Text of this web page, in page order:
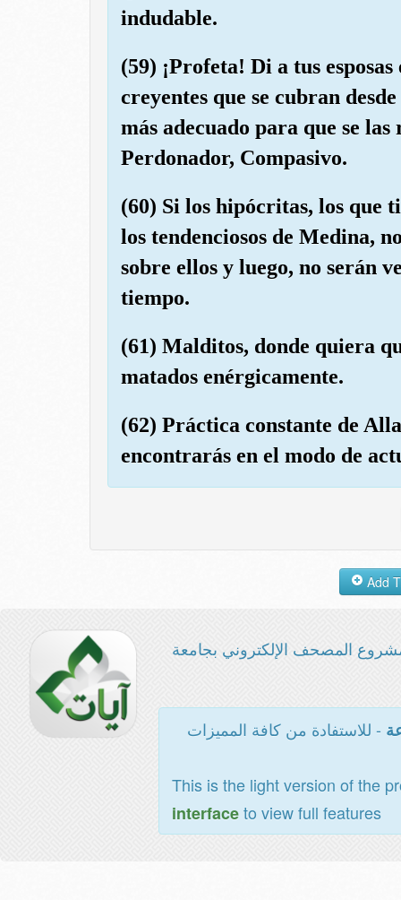
indudable.
(59) ¡Profeta! Di a tus
creyentes que se cubran
más adecuado para que se
Perdonador, Compasivo.
(60) Si los hipócritas, los que
los tendenciosos de Medina,
sobre ellos y luego, no serán
tiempo.
(61) Malditos, donde quiera
matados enérgicamente.
(62) Práctica constante de
encontrarás en el modo de
المصحف الإلكتروني بجامعة
- للاستفادة من كافة المميزات
This is the light version of the
interfaceto view full features